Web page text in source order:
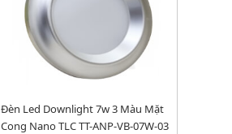
Đèn Led Downlight 7w 3 Màu Mặt
Cong Nano TLC TT-ANP-VB-07W-03